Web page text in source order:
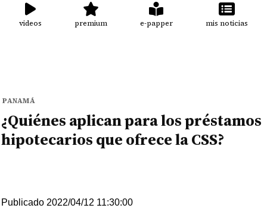
videos premium e-papper mis noticias
PANAMÁ
¿Quiénes aplican para los préstamos
hipotecarios que ofrece la CSS?
Publicado 2022/04/12 11:30:00